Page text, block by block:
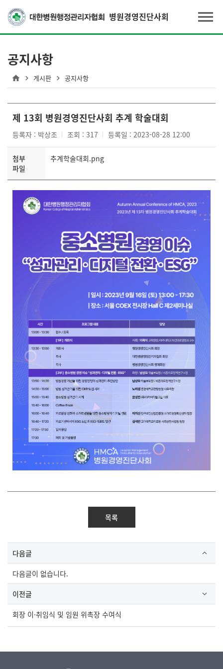
병원경영진단사회
공지사항
게시판 공지사항
제 13회 병원경영진단사회 추계 학술대회
등록자 : 박상조 조회 : 317 등록일 : 2023-08-28 12:00
첨부
파일
추계학술대회.png
목록
다음글
다음글이 없습니다.
이전글
회장 이·취임식 및 임원 위촉장 수여식